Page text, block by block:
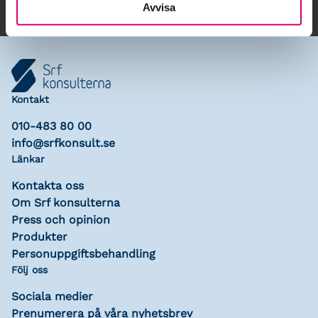
Avvisa
Kontakt
010-483 80 00
info@srfkonsult.se
Länkar
Kontakta oss
Om Srf konsulterna
Press och opinion
Produkter
Personuppgiftsbehandling
Följ oss
Sociala medier
Prenumerera på våra nyhetsbrev